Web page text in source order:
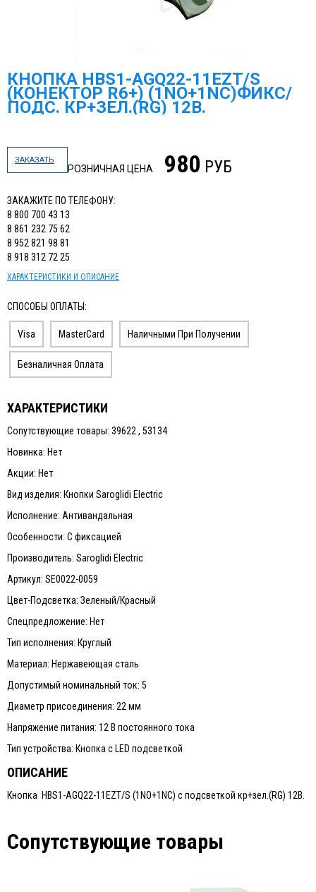
КНОПКА HBS1-AGQ22-11EZT/S
(КОНЕКТОР R6+) (1NO+1NC)ФИКС/
ПОДС. КР+ЗЕЛ.(RG) 12В.
ЗАКАЗАТЬ
РОЗНИЧНАЯ ЦЕНА 980 РУБ
ЗАКАЖИТЕ ПО ТЕЛЕФОНУ:
8 800 700 43 13
8 861 232 75 62
8 952 821 98 81
8 918 312 72 25
ХАРАКТЕРИСТИКИ И ОПИСАНИЕ
СПОСОБЫ ОПЛАТЫ:
Visa MasterCard Наличными При Получении
Безналичная Оплата
ХАРАКТЕРИСТИКИ
Сопутствующие товары: 39622 , 53134
Новинка: Нет
Акции: Нет
Вид изделия: Кнопки Saroglidi Electric
Исполнение: Антивандальная
Особенности: С фиксацией
Производитель: Saroglidi Electric
Артикул: SE0022-0059
Цвет-Подсветка: Зеленый/Красный
Спецпредложение: Нет
Тип исполнения: Круглый
Материал: Нержавеющая сталь
Допустимый номинальный ток: 5
Диаметр присоединения: 22 мм
Напряжение питания: 12 В постоянного тока
Тип устройства: Кнопка с LED подсветкой
ОПИСАНИЕ
Кнопка HBS1-AGQ22-11EZT/S (1NO+1NC) с подсветкой кр+зел.(RG) 12В.
Сопутствующие товары